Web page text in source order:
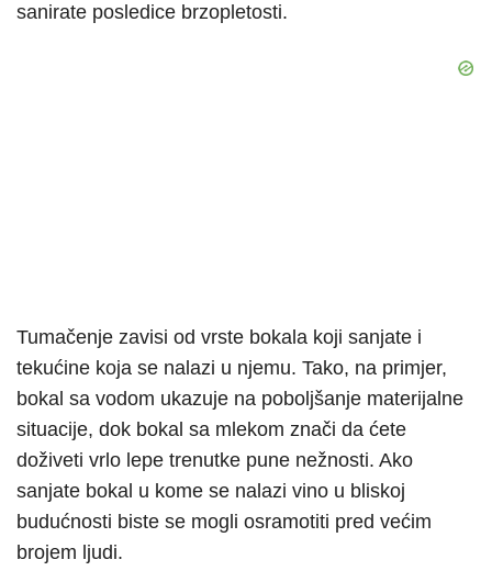
sanirate posledice brzopletosti.
Tumačenje zavisi od vrste bokala koji sanjate i
tekućine koja se nalazi u njemu. Tako, na primjer,
bokal sa vodom ukazuje na poboljšanje materijalne
situacije, dok bokal sa mlekom znači da ćete
doživeti vrlo lepe trenutke pune nežnosti. Ako
sanjate bokal u kome se nalazi vino u bliskoj
budućnosti biste se mogli osramotiti pred većim
brojem ljudi.